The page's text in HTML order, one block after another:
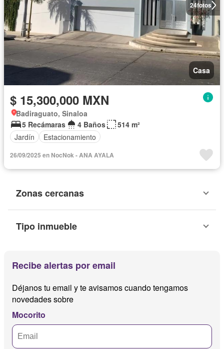
24fotos
Casa
$ 15,300,000 MXN
Badiraguato, Sinaloa
5 Recámaras
4 Baños
514 m²
Jardín
Estacionamiento
26/09/2025 en NocNok - ANA AYALA
Zonas cercanas
Tipo inmueble
Recibe alertas por email
Déjanos tu email y te avisamos cuando tengamos
novedades sobre
Mocorito